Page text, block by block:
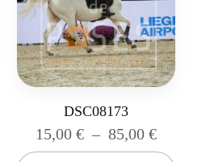
DSC08173
15,00 € – 85,00 €